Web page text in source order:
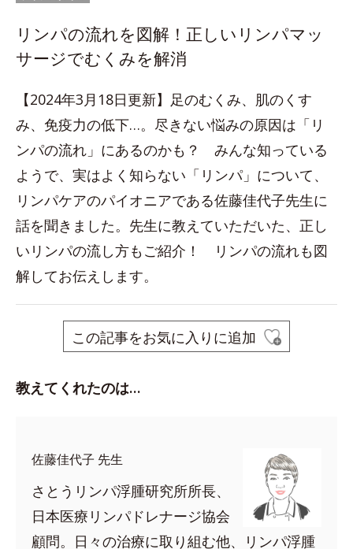
リンパの流れを図解！正しいリンパマッ
サージでむくみを解消
【2024年3月18日更新】足のむくみ、肌のくす
み、免疫力の低下…。尽きない悩みの原因は「リ
ンパの流れ」にあるのかも？ みんな知っている
ようで、実はよく知らない「リンパ」について、
リンパケアのパイオニアである佐藤佳代子先生に
話を聞きました。先生に教えていただいた、正し
いリンパの流し方もご紹介！ リンパの流れも図
解してお伝えします。
この記事をお気に入りに追加
教えてくれたのは…
佐藤佳代子 先生
さとうリンパ浮腫研究所所長、
日本医療リンパドレナージ協会
顧問。日々の治療に取り組む他、リンパ浮腫